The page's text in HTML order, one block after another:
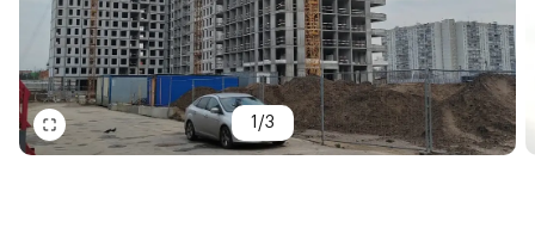
1 /3